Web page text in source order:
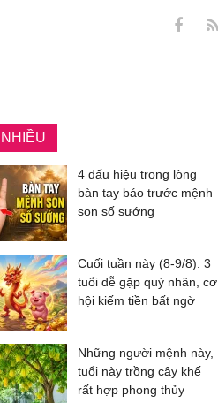
4 dấu hiệu trong lòng
bàn tay báo trước mệnh
son số sướng
Cuối tuần này (8-9/8): 3
tuổi dễ gặp quý nhân, cơ
hội kiếm tiền bất ngờ
Những người mệnh này,
tuổi này trồng cây khế
rất hợp phong thủy